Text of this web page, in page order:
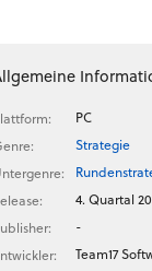
PC
Strategie
4. Quartal
-
Team17